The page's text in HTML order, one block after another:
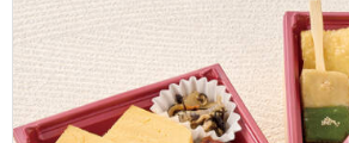
は、特に、煮物が美味しいとの声を頂
ても美味しく、また機会があれば注文
リュームは、女性や高齢男性には向き
は足りないかもしれません。
ご利用シーン： 会食・接待›会食